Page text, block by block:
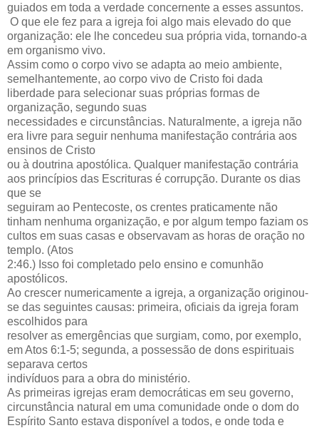
guiados em toda a verdade concernente a esses assuntos.
O que ele fez para a igreja foi algo mais elevado do que
organização: ele lhe concedeu sua própria vida, tornando-a
em organismo vivo.
Assim como o corpo vivo se adapta ao meio ambiente,
semelhantemente, ao corpo vivo de Cristo foi dada
liberdade para selecionar suas próprias formas de
organização, segundo suas
necessidades e circunstâncias. Naturalmente, a igreja não
era livre para seguir nenhuma manifestação contrária aos
ensinos de Cristo
ou à doutrina apostólica. Qualquer manifestação contrária
aos princípios das Escrituras é corrupção. Durante os dias
que se
seguiram ao Pentecoste, os crentes praticamente não
tinham nenhuma organização, e por algum tempo faziam os
cultos em suas casas e observavam as horas de oração no
templo. (Atos
2:46.) Isso foi completado pelo ensino e comunhão
apostólicos.
Ao crescer numericamente a igreja, a organização originou-
se das seguintes causas: primeira, oficiais da igreja foram
escolhidos para
resolver as emergências que surgiam, como, por exemplo,
em Atos 6:1-5; segunda, a possessão de dons espirituais
separava certos
indivíduos para a obra do ministério.
As primeiras igrejas eram democráticas em seu governo,
circunstância natural em uma comunidade onde o dom do
Espírito Santo estava disponível a todos, e onde toda e